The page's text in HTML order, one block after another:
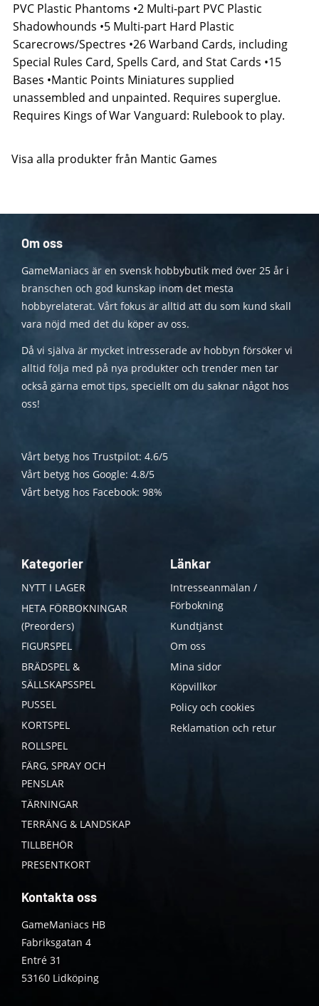
PVC Plastic Phantoms •2 Multi-part PVC Plastic
Shadowhounds •5 Multi-part Hard Plastic
Scarecrows/Spectres •26 Warband Cards, including
Special Rules Card, Spells Card, and Stat Cards •15
Bases •Mantic Points Miniatures supplied
unassembled and unpainted. Requires superglue.
Requires Kings of War Vanguard: Rulebook to play.
Visa alla produkter från Mantic Games
Om oss
GameManiacs är en svensk hobbybutik med över 25 år i
branschen och god kunskap inom det mesta
hobbyrelaterat. Vårt fokus är alltid att du som kund skall
vara nöjd med det du köper av oss.
Då vi själva är mycket intresserade av hobbyn försöker vi
alltid följa med på nya produkter och trender men tar
också gärna emot tips, speciellt om du saknar något hos
oss!
Vårt betyg hos Trustpilot: 4.6/5
Vårt betyg hos Google: 4.8/5
Vårt betyg hos Facebook: 98%
Kategorier
NYTT I LAGER
HETA FÖRBOKNINGAR
(Preorders)
FIGURSPEL
BRÄDSPEL &
SÄLLSKAPSSPEL
PUSSEL
KORTSPEL
ROLLSPEL
FÄRG, SPRAY OCH
PENSLAR
TÄRNINGAR
TERRÄNG & LANDSKAP
TILLBEHÖR
PRESENTKORT
Länkar
Intresseanmälan /
Förbokning
Kundtjänst
Om oss
Mina sidor
Köpvillkor
Policy och cookies
Reklamation och retur
Kontakta oss
GameManiacs HB
Fabriksgatan 4
Entré 31
53160 Lidköping